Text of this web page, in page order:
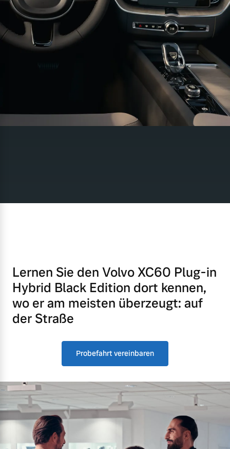
Lernen Sie den Volvo XC60 Plug-in
Hybrid Black Edition dort kennen,
wo er am meisten überzeugt: auf
der Straße
Probefahrt vereinbaren